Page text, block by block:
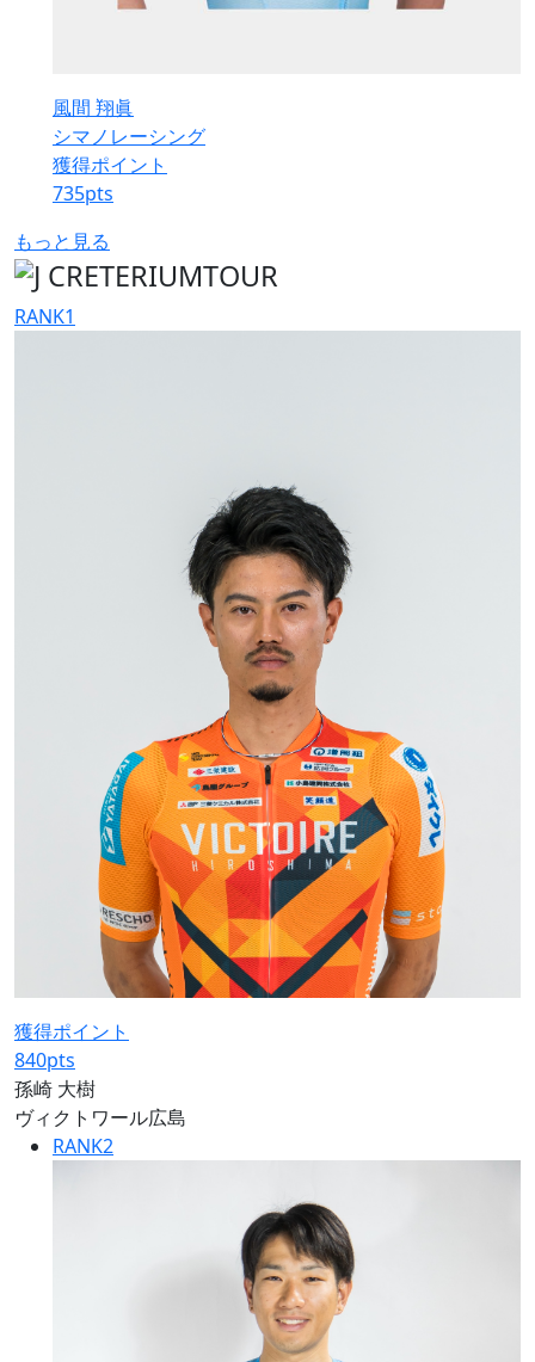
風間 翔眞
シマノレーシング
獲得ポイント
735pts
もっと見る
RANK1
獲得ポイント
840pts
孫崎 大樹
ヴィクトワール広島
RANK2